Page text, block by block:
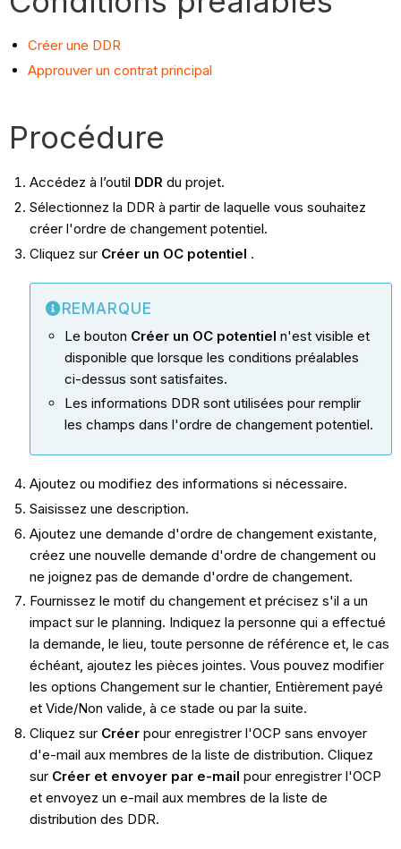
Créer une DDR
Approuver un contrat principal
Procédure
Accédez à l’outil DDR du projet.
Sélectionnez la DDR à partir de laquelle vous souhaitez
créer l'ordre de changement potentiel.
Cliquez sur Créer un OC potentiel .
REMARQUE
Le bouton Créer un OC potentiel n'est visible et
disponible que lorsque les conditions préalables
ci-dessus sont satisfaites.
Les informations DDR sont utilisées pour remplir
les champs dans l'ordre de changement potentiel.
Ajoutez ou modifiez des informations si nécessaire.
Saisissez une description.
Ajoutez une demande d'ordre de changement existante,
créez une nouvelle demande d'ordre de changement ou
ne joignez pas de demande d'ordre de changement.
Fournissez le motif du changement et précisez s'il a un
impact sur le planning. Indiquez la personne qui a effectué
la demande, le lieu, toute personne de référence et, le cas
échéant, ajoutez les pièces jointes. Vous pouvez modifier
les options Changement sur le chantier, Entièrement payé
et Vide/Non valide, à ce stade ou par la suite.
Cliquez sur Créerpour enregistrer l'OCP sans envoyer
d'e-mail aux membres de la liste de distribution. Cliquez
sur Créer et envoyer par e-mail pour enregistrer l'OCP
et envoyez un e-mail aux membres de la liste de
distribution des DDR.